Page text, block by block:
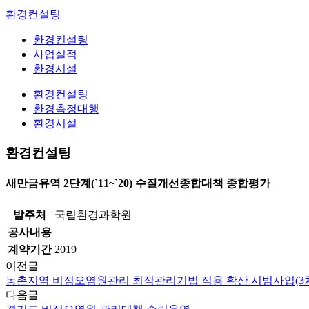
환경컨설팅
환경컨설팅
사업실적
환경시설
환경컨설팅
환경측정대행
환경시설
환경컨설팅
새만금유역 2단계(`11~`20) 수질개선종합대책 종합평가
발주처
국립환경과학원
공사내용
계약기간 2019
이전글
농촌지역 비점오염원관리 최적관리기법 적용 확산 시범사업(3
다음글